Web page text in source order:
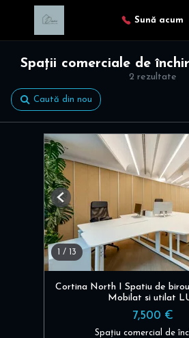
Sună acum
2 rezultate
Spații comerciale de
Caută din nou
1 / 13
Previous
Cortina North I Spatiu de
Mobilat si utilat
7,500 €
Spațiu comercial de